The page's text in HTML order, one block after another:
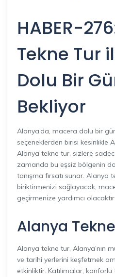
HABER-
Tekne Tur
Dolu Bir
Bekliyor
Alanya’da, macera dolu bir
seçeneklerden birisi kesinlikle
Alanya tekne tur, sizlere
zamanda bu eşsiz bölgenin
tanışma fırsatı sunar. Alanya
biriktirmenizi sağlayacak,
geçirmenize yardımcı olacaktır.
Alanya
Alanya tekne tur, Alanya’nın
ve tarihi yerlerini keşfetmek
etkinliktir. Katılımcılar,